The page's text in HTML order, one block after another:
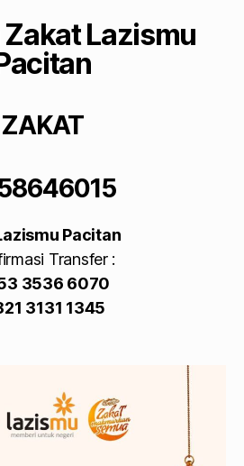
Lazismu
ZAKAT
Pacitan
Transfer :
3536 6070
3131 1345